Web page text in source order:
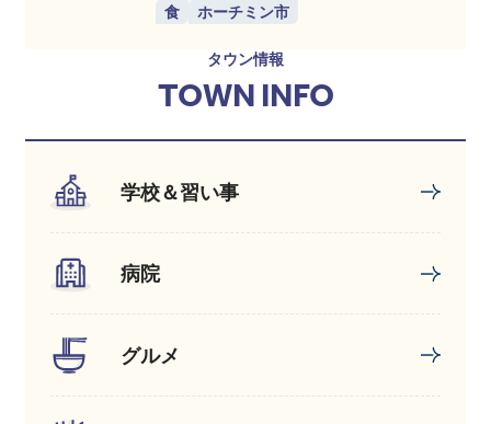
食 ホーチミン市
タウン情報
TOWN INFO
学校＆習い事
病院
グルメ